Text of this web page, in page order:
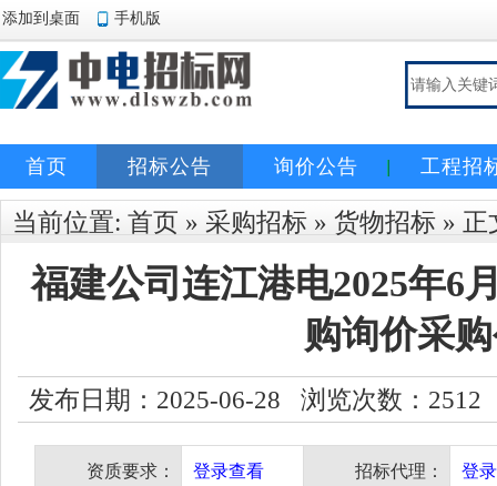
添加到桌面 手机版
首页 招标公告 询价公告 工程招
当前位置: 首页 » 采购招标 » 货物招标 » 正
福建公司连江港电2025年6
购询价采
发布日期：2025-06-28 浏览次数： 2512
资质要求： 登录查看 招标代理： 登